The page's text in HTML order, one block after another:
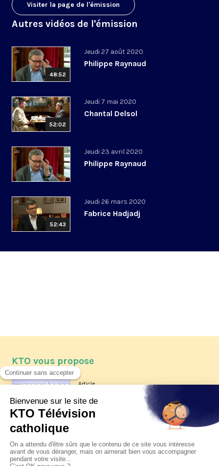
Visiter la page de l'émission
Autres vidéos de l'émission
48:52
Jeudi 27 août 2020
Philippe Raynaud
52:02
Jeudi 7 mai 2020
Chantal Delsol
Jeudi 23 avril 2020
Philippe Raynaud
52:43
Jeudi 26 mars 2020
Fabrice Hadjadj
KTO vous propose
Article
Les reportages d'été 2026 de KTO
La visite pastorale du pape Léon
XIV à Assise à suivre sur KTO le
jeudi 6 août